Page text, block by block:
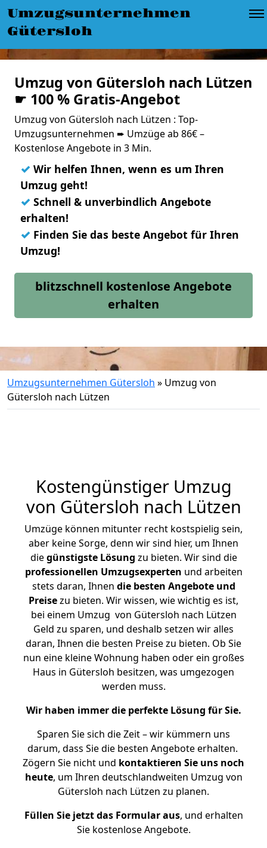
Umzugsunternehmen
Gütersloh
Umzug von Gütersloh nach Lützen
☛ 100 % Gratis-Angebot
Umzug von Gütersloh nach Lützen : Top-
Umzugsunternehmen ➨ Umzüge ab 86€ –
Kostenlose Angebote in 3 Min.
✓ Wir helfen Ihnen, wenn es um Ihren
Umzug geht!
✓ Schnell & unverbindlich Angebote
erhalten!
✓ Finden Sie das beste Angebot für Ihren
Umzug!
blitzschnell kostenlose Angebote
erhalten
Umzugsunternehmen Gütersloh » Umzug von
Gütersloh nach Lützen
Kostengünstiger Umzug
von Gütersloh nach Lützen
Umzüge können mitunter recht kostspielig sein,
aber keine Sorge, denn wir sind hier, um Ihnen
diegünstigste Lösung zu bieten. Wir sind die
professionellen Umzugsexperten und arbeiten
stets daran, Ihnen die besten Angebote und
Preisezu bieten. Wir wissen, wie wichtig es ist,
bei einem Umzug von Gütersloh nach Lützen
Geld zu sparen, und deshalb setzen wir alles
daran, Ihnen die besten Preise zu bieten. Ob Sie
nun eine kleine Wohnung haben oder ein großes
Haus in Gütersloh besitzen, was umgezogen
werden muss.
Wir haben immer die perfekte Lösung für Sie.
Sparen Sie sich die Zeit – wir kümmern uns
darum, dass Sie die besten Angebote erhalten.
Zögern Sie nicht und kontaktieren Sie uns noch
heute, um Ihren deutschlandweiten Umzug von
Gütersloh nach Lützen zu planen.
Füllen Sie jetzt das Formular aus, und erhalten
Sie kostenlose Angebote.